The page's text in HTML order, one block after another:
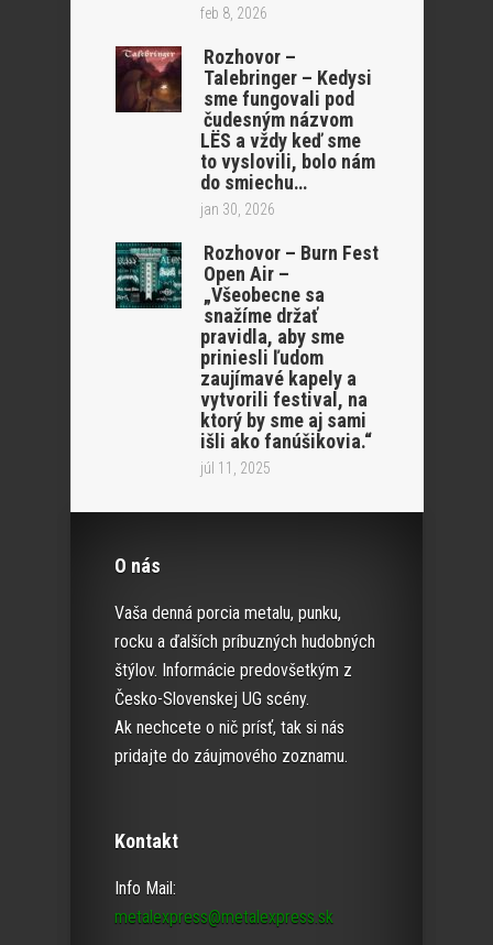
feb 8, 2026
Rozhovor –
Talebringer – Kedysi
sme fungovali pod
čudesným názvom
LËS a vždy keď sme
to vyslovili, bolo nám
do smiechu…
jan 30, 2026
Rozhovor – Burn Fest
Open Air –
„Všeobecne sa
snažíme držať
pravidla, aby sme
priniesli ľudom
zaujímavé kapely a
vytvorili festival, na
ktorý by sme aj sami
išli ako fanúšikovia.“
júl 11, 2025
O nás
Vaša denná porcia metalu, punku,
rocku a ďalších príbuzných hudobných
štýlov. Informácie predovšetkým z
Česko-Slovenskej UG scény.
Ak nechcete o nič prísť, tak si nás
pridajte do záujmového zoznamu.
Kontakt
Info Mail:
metalexpress@metalexpress.sk